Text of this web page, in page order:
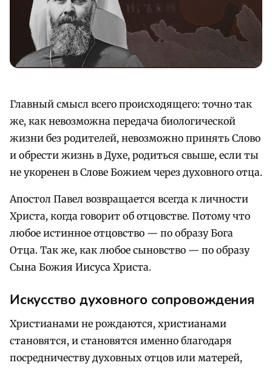
Главный смысл всего происходящего: точно так
же, как невозможна передача биологической
жизни без родителей, невозможно принять Слово
и обрести жизнь в Духе, родиться свыше, если ты
не укоренен в Слове Божием через духовного отца.
Апостол Павел возвращается всегда к личности
Христа, когда говорит об отцовстве. Потому что
любое истинное отцовство — по образу Бога
Отца. Так же, как любое сыновство — по образу
Сына Божия Иисуса Христа.
Искусство духовного сопровождения
Христианами не рождаются, христианами
становятся, и становятся именно благодаря
посредничеству духовных отцов или матерей,